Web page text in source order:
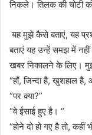
निकले। तिलक की चोटी
यह मुझे कैसे बताएं, यह
बताएं यह उन्हें समझ में
खबर निकालने के लिए। मुझे
“हाँ, जिन्दा है, खुशहाल
“पर क्या?”
“वे ईसाई हुए है। “
“होने दो हो गए है तो,